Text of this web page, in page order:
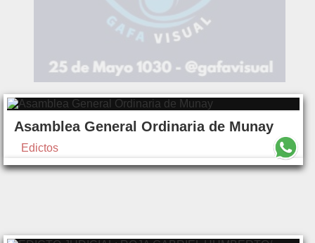
Asamblea General Ordinaria de Munay
Edictos